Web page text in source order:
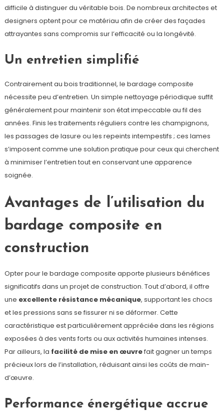
difficile à distinguer du véritable bois. De nombreux architectes et
designers optent pour ce matériau afin de créer des façades
attrayantes sans compromis sur l’efficacité ou la longévité.
Un entretien simplifié
Contrairement au bois traditionnel, le bardage composite
nécessite peu d’entretien. Un simple nettoyage périodique suffit
généralement pour maintenir son état impeccable au fil des
années. Finis les traitements réguliers contre les champignons,
les passages de lasure ou les repeints intempestifs ; ces lames
s’imposent comme une solution pratique pour ceux qui cherchent
à minimiser l’entretien tout en conservant une apparence
soignée.
Avantages de l’utilisation du
bardage composite en
construction
Opter pour le bardage composite apporte plusieurs bénéfices
significatifs dans un projet de construction. Tout d’abord, il offre
une excellente résistance mécanique, supportant les chocs
et les pressions sans se fissurer ni se déformer. Cette
caractéristique est particulièrement appréciée dans les régions
exposées à des vents forts ou aux activités humaines intenses.
Par ailleurs, la facilité de mise en œuvrefait gagner un temps
précieux lors de l’installation, réduisant ainsi les coûts de main-
d’œuvre.
Performance énergétique accrue